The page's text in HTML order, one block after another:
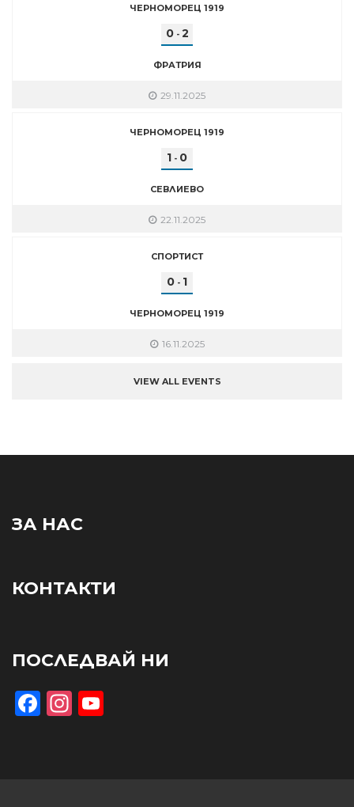
ЧЕРНОМОРЕЦ 1919
0- 2
ФРАТРИЯ
29.11.2025
ЧЕРНОМОРЕЦ 1919
1 - 0
СЕВЛИЕВО
22.11.2025
СПОРТИСТ
0 - 1
ЧЕРНОМОРЕЦ 1919
16.11.2025
VIEW ALL EVENTS
ЗА НАС
КОНТАКТИ
ПОСЛЕДВАЙ НИ
Facebook
Instagram